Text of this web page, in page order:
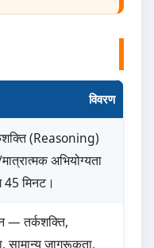
विवरण
(Reasoning)
अभियोग्यता
मिनट।
— तर्कशक्ति,
सामान्य जागरूकता,